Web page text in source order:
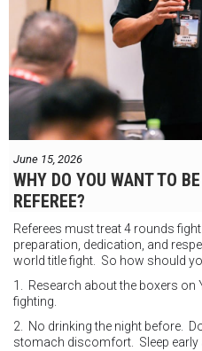
June 15, 2026
WHY DO YOU WANT TO
REFEREE?
Referees must treat 4 rounds
preparation, dedication, and
world title fight. So how should
1. Research about the boxers on
fighting.
2. No drinking the night before.
stomach discomfort. Sleep early